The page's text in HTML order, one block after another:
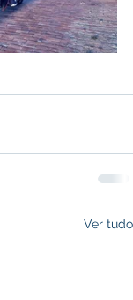
Ver tudo